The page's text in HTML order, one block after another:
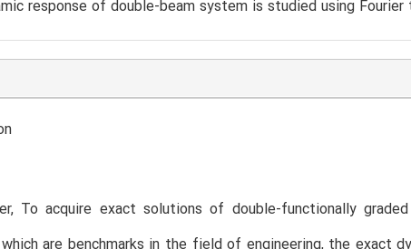
response of double-beam system is studied using
To acquire exact solutions of double-functionally